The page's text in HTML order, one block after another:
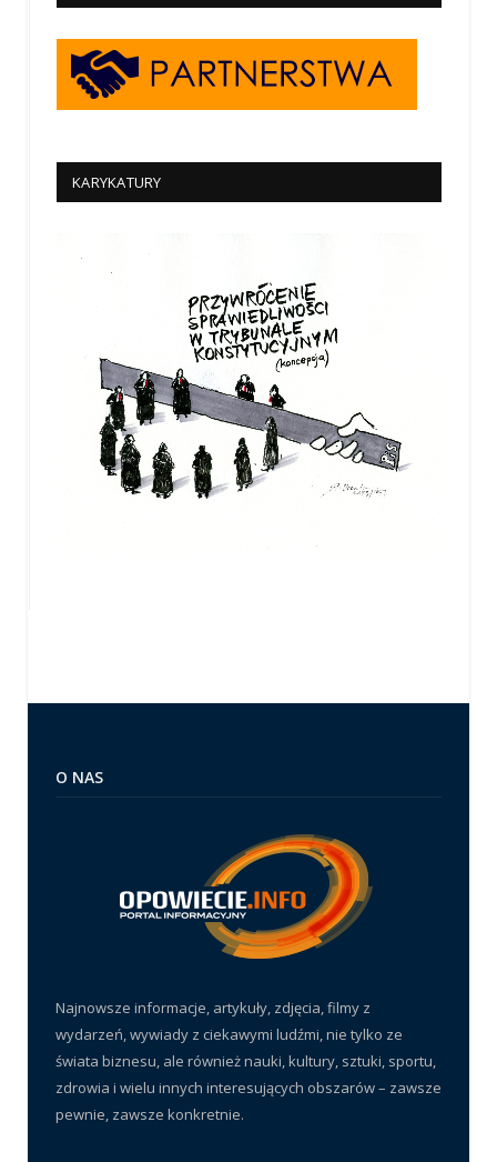
KARYKATURY
O NAS
Najnowsze informacje, artykuły, zdjęcia, filmy z
wydarzeń, wywiady z ciekawymi ludźmi, nie tylko ze
świata biznesu, ale również nauki, kultury, sztuki, sportu,
zdrowia i wielu innych interesujących obszarów – zawsze
pewnie, zawsze konkretnie.